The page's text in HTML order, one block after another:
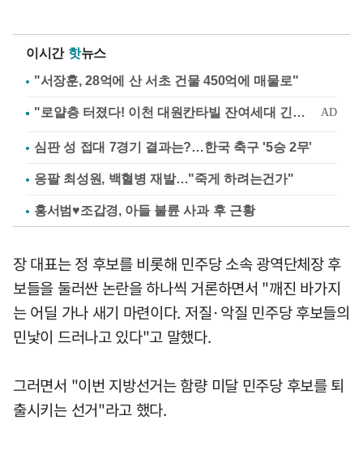
이시간 핫뉴스
"서장훈, 28억에 산 서초 건물 450억에 매물로"
심판 성 접대 7경기 결과는?…한국 축구 '5승 2무'
응팔 최성원, 백혈병 재발…"죽게 하려는건가"
홍서범♥조갑경, 아들 불륜 사과 후 근황
장 대표는 정 후보를 비롯해 민주당 소속 광역단체장 후
보들을 둘러싼 논란을 하나씩 거론하면서 "깨진 바가지
는 어딜 가나 새기 마련이다. 저질·악질 민주당 후보들의
민낯이 드러나고 있다"고 말했다.
그러면서 "이번 지방선거는 함량 미달 민주당 후보를 퇴
출시키는 선거"라고 했다.